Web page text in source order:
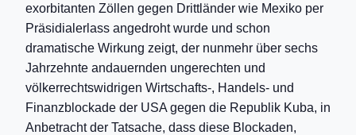
exorbitanten Zöllen gegen Drittländer wie Mexiko per
Präsidialerlass angedroht wurde und schon
dramatische Wirkung zeigt, der nunmehr über sechs
Jahrzehnte andauernden ungerechten und
völkerrechtswidrigen Wirtschafts-, Handels- und
Finanzblockade der USA gegen die Republik Kuba, in
Anbetracht der Tatsache, dass diese Blockaden,